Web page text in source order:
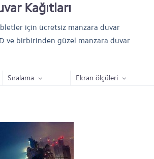
Kağıtları
için ücretsiz manzara duvar
ve birbirinden güzel manzara duvar
Sıralama Ekran ölçüleri